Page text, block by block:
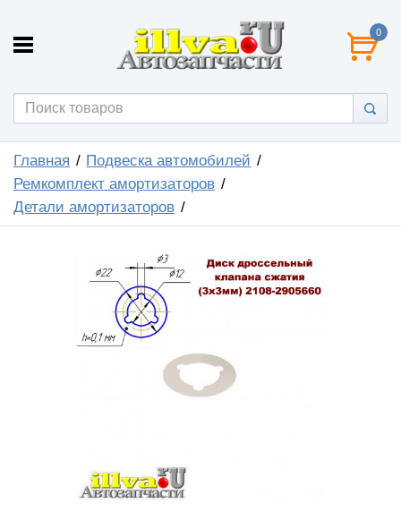
0
Главная
Подвеска автомобилей
Ремкомплект амортизаторов
Детали амортизаторов